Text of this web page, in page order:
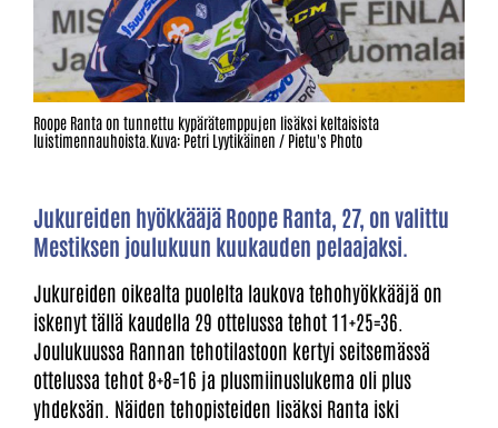
Roope Ranta on tunnettu kypärätemppujen lisäksi keltaisista
luistimennauhoista.Kuva: Petri Lyytikäinen / Pietu's Photo
Jukureiden hyökkääjä Roope Ranta, 27, on valittu
Mestiksen joulukuun kuukauden pelaajaksi.
Jukureiden oikealta puolelta laukova tehohyökkääjä on
iskenyt tällä kaudella 29 ottelussa tehot 11+25=36.
Joulukuussa Rannan tehotilastoon kertyi seitsemässä
ottelussa tehot 8+8=16 ja plusmiinuslukema oli plus
yhdeksän. Näiden tehopisteiden lisäksi Ranta iski